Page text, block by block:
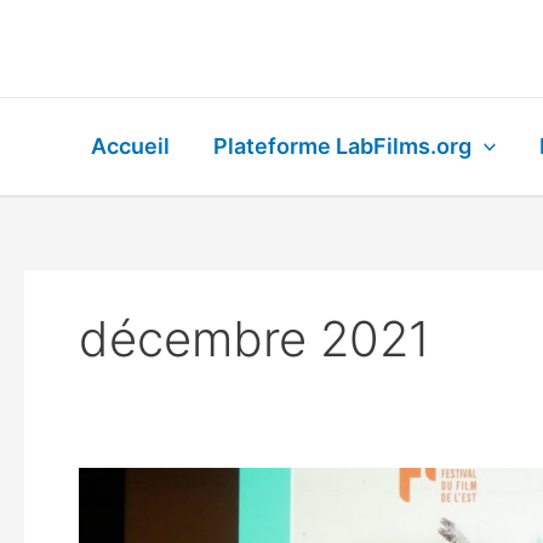
Accueil Plateforme LabFilms.org
décembre 2021